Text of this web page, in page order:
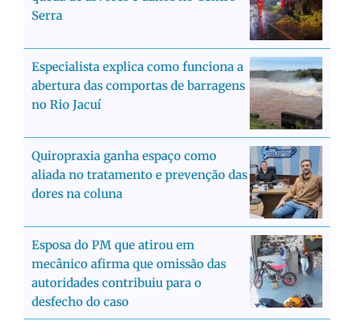
Serra
Especialista explica como funciona a
abertura das comportas de barragens
no Rio Jacuí
Quiropraxia ganha espaço como
aliada no tratamento e prevenção das
dores na coluna
Esposa do PM que atirou em
mecânico afirma que omissão das
autoridades contribuiu para o
desfecho do caso